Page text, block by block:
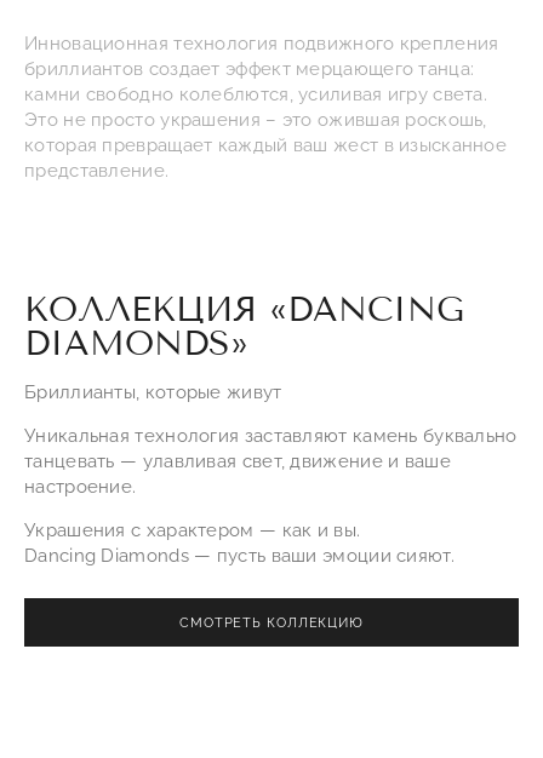
Инновационная технология подвижного крепления
бриллиантов создает эффект мерцающего танца:
камни свободно колеблются, усиливая игру света.
Это не просто украшения – это ожившая роскошь,
которая превращает каждый ваш жест в изысканное
представление.
КОЛЛЕКЦИЯ «DANCING
DIAMONDS»
Бриллианты, которые живут
Уникальная технология заставляют камень буквально
танцевать — улавливая свет, движение и ваше
настроение.
Украшения с характером — как и вы.
Dancing Diamonds — пусть ваши эмоции сияют.
СМОТРЕТЬ КОЛЛЕКЦИЮ